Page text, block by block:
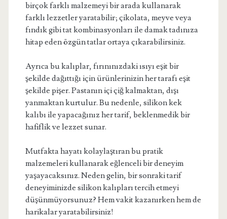
birçok farklı malzemeyi bir arada kullanarak
farklı lezzetler yaratabilir; çikolata, meyve veya
fındık gibi tat kombinasyonları ile damak tadınıza
hitap eden özgün tatlar ortaya çıkarabilirsiniz.
Ayrıca bu kalıplar, fırınınızdaki ısıyı eşit bir
şekilde dağıttığı için ürünlerinizin her tarafı eşit
şekilde pişer. Pastanın içi çiğ kalmaktan, dışı
yanmaktan kurtulur. Bu nedenle, silikon kek
kalıbı ile yapacağınız her tarif, beklenmedik bir
hafiflik ve lezzet sunar.
Mutfakta hayatı kolaylaştıran bu pratik
malzemeleri kullanarak eğlenceli bir deneyim
yaşayacaksınız. Neden gelin, bir sonraki tarif
deneyiminizde silikon kalıpları tercih etmeyi
düşünmüyorsunuz? Hem vakit kazanırken hem de
harikalar yaratabilirsiniz!